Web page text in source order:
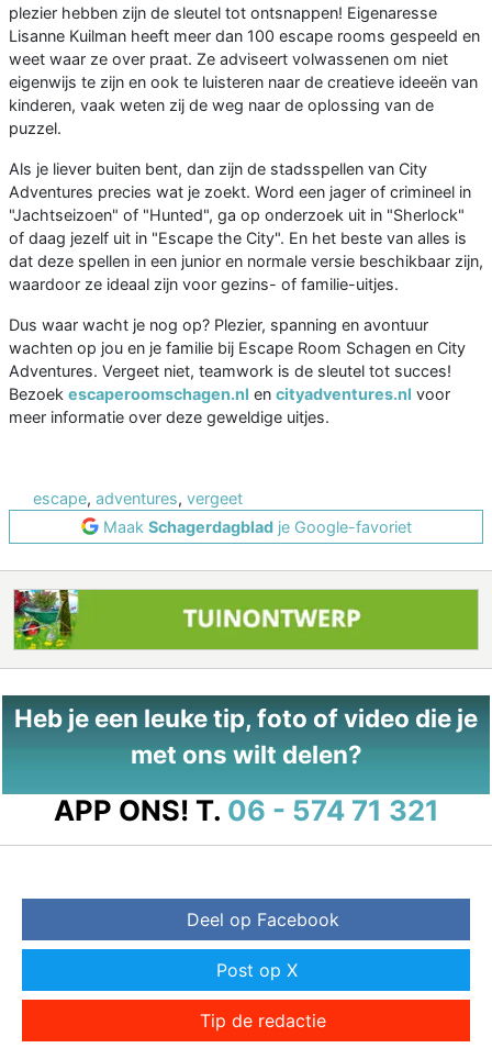
plezier hebben zijn de sleutel tot ontsnappen! Eigenaresse
Lisanne Kuilman heeft meer dan 100 escape rooms gespeeld en
weet waar ze over praat. Ze adviseert volwassenen om niet
eigenwijs te zijn en ook te luisteren naar de creatieve ideeën van
kinderen, vaak weten zij de weg naar de oplossing van de
puzzel.
Als je liever buiten bent, dan zijn de stadsspellen van City
Adventures precies wat je zoekt. Word een jager of crimineel in
"Jachtseizoen" of "Hunted", ga op onderzoek uit in "Sherlock"
of daag jezelf uit in "Escape the City". En het beste van alles is
dat deze spellen in een junior en normale versie beschikbaar zijn,
waardoor ze ideaal zijn voor gezins- of familie-uitjes.
Dus waar wacht je nog op? Plezier, spanning en avontuur
wachten op jou en je familie bij Escape Room Schagen en City
Adventures. Vergeet niet, teamwork is de sleutel tot succes!
Bezoek escaperoomschagen.nl en cityadventures.nl voor
meer informatie over deze geweldige uitjes.
escape, adventures, vergeet
Maak Schagerdagbladje Google-favoriet
Heb je een leuke tip, foto of video die je
met ons wilt delen?
APP ONS! T. 06 - 574 71 321
Deel op Facebook
Post op X
Tip de redactie